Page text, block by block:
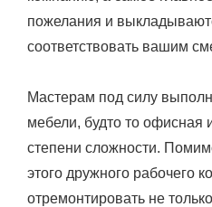
пожелания и
соответствовать вашим
Мастерам под силу
мебели, будто то
степени сложности.
этого дружного рабочего
отремонтировать не